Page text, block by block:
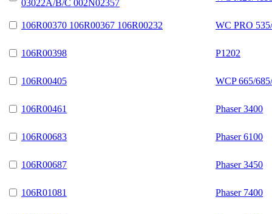
03022A/B/C 002N02357
106R00370 106R00367 106R00232 WC PRO
106R00398 P1202
106R00405 WCP 665/
106R00461 Phaser 3400
106R00683 Phaser 6100
106R00687 Phaser 3450
106R01081 Phaser 7400